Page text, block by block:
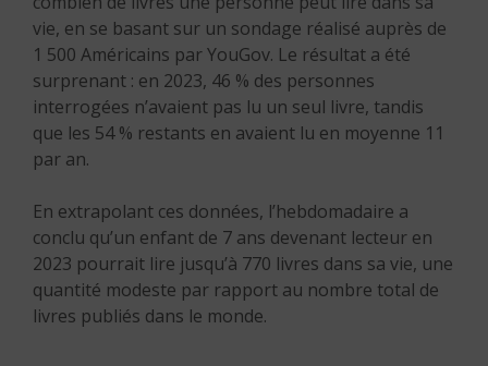
vie, en se basant sur un sondage réalisé auprès de
1 500 Américains par YouGov. Le résultat a été
surprenant : en 2023, 46 % des personnes
interrogées n’avaient pas lu un seul livre, tandis
que les 54 % restants en avaient lu en moyenne 11
par an.
En extrapolant ces données, l’hebdomadaire a
conclu qu’un enfant de 7 ans devenant lecteur en
2023 pourrait lire jusqu’à 770 livres dans sa vie, une
quantité modeste par rapport au nombre total de
livres publiés dans le monde.